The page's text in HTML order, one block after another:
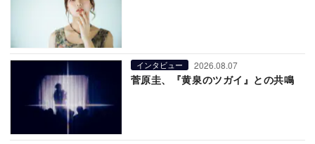
インタビュー 2026.08.07
菅原圭、『黄泉のツガイ』との共鳴